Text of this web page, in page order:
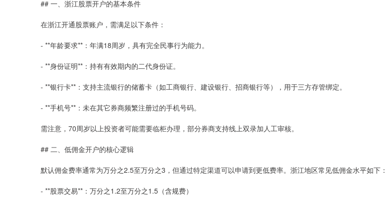
## 一、浙江股票开户的基本条件
在浙江开通股票账户，需满足以下条件：
- **年龄要求**：年满18周岁，具有完全民事行为能力。
- **身份证明**：持有有效期内的二代身份证。
- **银行卡**：支持主流银行的储蓄卡（如工商银行、建设银行、招商银行等），用于三方存管绑定。
- **手机号**：未在其它券商频繁注册过的手机号码。
需注意，70周岁以上投资者可能需要临柜办理，部分券商支持线上双录加人工审核。
## 二、低佣金开户的核心逻辑
默认佣金费率通常为万分之2.5至万分之3，但通过特定渠道可以申请到更低费率。浙江地区常见低佣金水平如下：
- **股票交易**：万分之1.2至万分之1.5（含规费）